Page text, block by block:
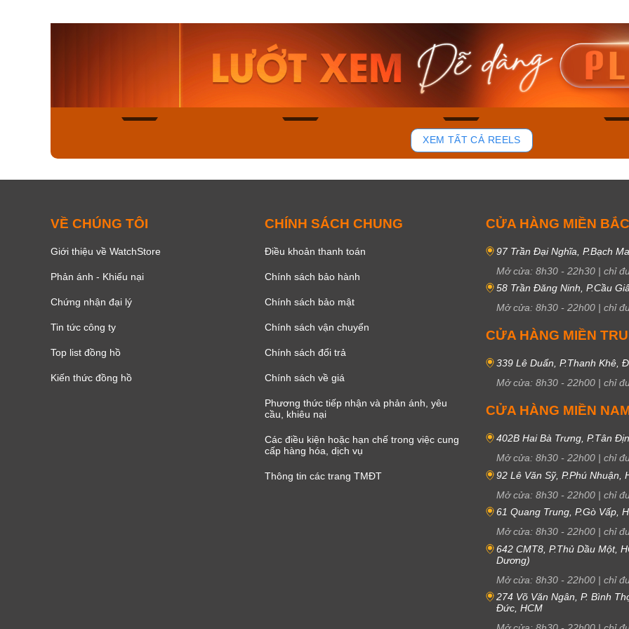
Casio Nam MTS-
115D-1AVDF
2.823.000₫
2.399.550₫
Mua ngay
37
Casio Nam MTS-
RS100L-1AVDF
4.276.000₫
3.634.600₫
Casio
230EL-
Mua
XEM TẤT CẢ REELS
VỀ CHÚNG TÔI
Giới thiệu về WatchStore
Phản ánh - Khiếu nại
Chứng nhận đại lý
Tin tức công ty
Top list đồng hồ
Kiến thức đồng hồ
CHÍNH SÁCH CHUNG
Điều khoản thanh toán
Chính sách bảo hành
Chính sách bảo mật
Chính sách vận chuyển
Chính sách đổi trả
Chính sách về giá
Phương thức tiếp nhận và phản ánh, yêu
cầu, khiêu nại
Các điều kiện hoặc hạn chế trong việc cung
cấp hàng hóa, dịch vụ
Thông tin các trang TMĐT
CỬA HÀNG MIỀN BẮC
97 Trần Đại Nghĩa, P.Bạch
Mở cửa: 8h30 - 22h30 | chỉ
58 Trần Đăng Ninh, P.Cầu
Mở cửa: 8h30 - 22h00 | chỉ
CỬA HÀNG MIỀN
339 Lê Duẩn, P.Thanh Khê,
Mở cửa: 8h30 - 22h00 | chỉ
CỬA HÀNG MIỀN
402B Hai Bà Trưng, P.Tân
Mở cửa: 8h30 - 22h00 | chỉ
92 Lê Văn Sỹ, P.Phú Nhuận,
Mở cửa: 8h30 - 22h00 | chỉ
61 Quang Trung, P.Gò Vấp,
Mở cửa: 8h30 - 22h00 | chỉ
642 CMT8, P.Thủ Dầu Một,
Dương)
Mở cửa: 8h30 - 22h00 | chỉ
274 Võ Văn Ngân, P. Bình
Đức, HCM